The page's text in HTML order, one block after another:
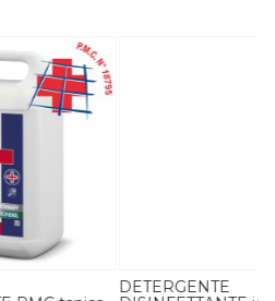
DETERGENTE